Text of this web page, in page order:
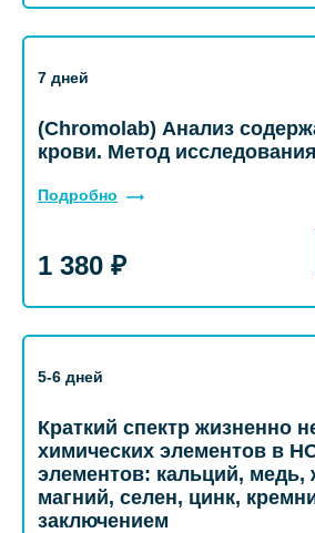
7 дней
(Chromolab) Анализ
крови. Метод
Подробно
1 380 ₽
5-6 дней
Краткий спектр жизненно
химических элементов в
элементов: кальций, медь,
магний, селен, цинк,
заключением